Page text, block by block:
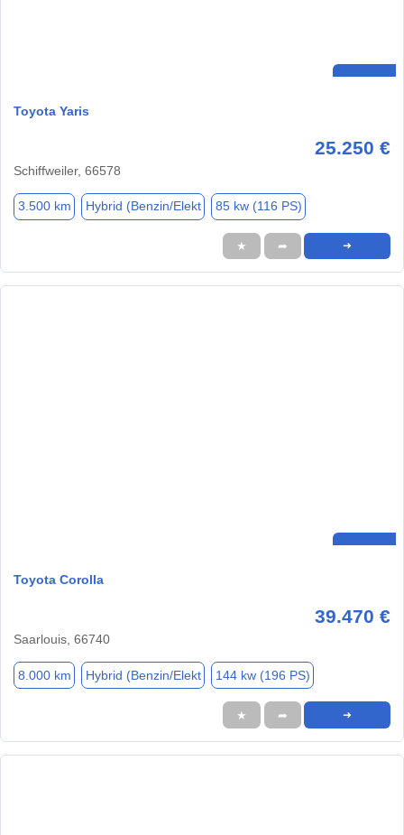
Toyota Yaris
25.250 €
Schiffweiler, 66578
3.500 km Hybrid (Benzin/Elekt 85 kw (116 PS)
★ ➦ ➜
Toyota Corolla
39.470 €
Saarlouis, 66740
8.000 km Hybrid (Benzin/Elekt 144 kw (196 PS)
★ ➦ ➜